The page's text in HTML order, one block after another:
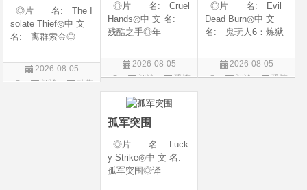
◎片 名: Cruel
Hands◎中 文 名:
残酷之手◎年
地: 澳大利亚◎
类 别: 惊悚 / 恐
语◎上映日期: 202
6-07-24(澳大利亚)
2026-08-05
评论
恐怖
片
◎片 名: Evil
Dead Burn◎中 文
名: 鬼玩人6：炼狱
焚场(台) / 鬼玩人6：
燃烧 / 鬼玩人崛起衍
2026-08-05
评论
恐怖
◎片 名: The I
solate Thief◎中 文
名: 离群索金◎
产 地: 美国◎
类 别: 西部◎
2026-08-05
评论
动作
孤军突围
◎片 名: Luck
y Strike◎中 文 名:
孤军突围◎译